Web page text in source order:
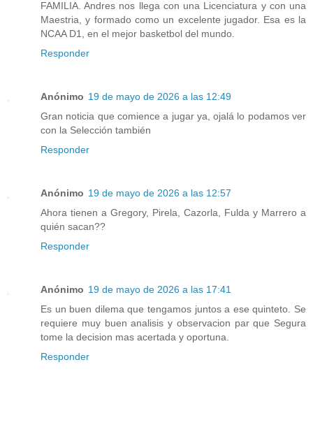
FAMILIA. Andres nos llega con una Licenciatura y con una
Maestria, y formado como un excelente jugador. Esa es la
NCAA D1, en el mejor basketbol del mundo.
Responder
Anónimo 19 de mayo de 2026 a las 12:49
Gran noticia que comience a jugar ya, ojalá lo podamos ver
con la Selección también
Responder
Anónimo 19 de mayo de 2026 a las 12:57
Ahora tienen a Gregory, Pirela, Cazorla, Fulda y Marrero a
quién sacan??
Responder
Anónimo 19 de mayo de 2026 a las 17:41
Es un buen dilema que tengamos juntos a ese quinteto. Se
requiere muy buen analisis y observacion par que Segura
tome la decision mas acertada y oportuna.
Responder